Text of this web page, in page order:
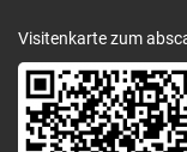
Visitenkarte zum